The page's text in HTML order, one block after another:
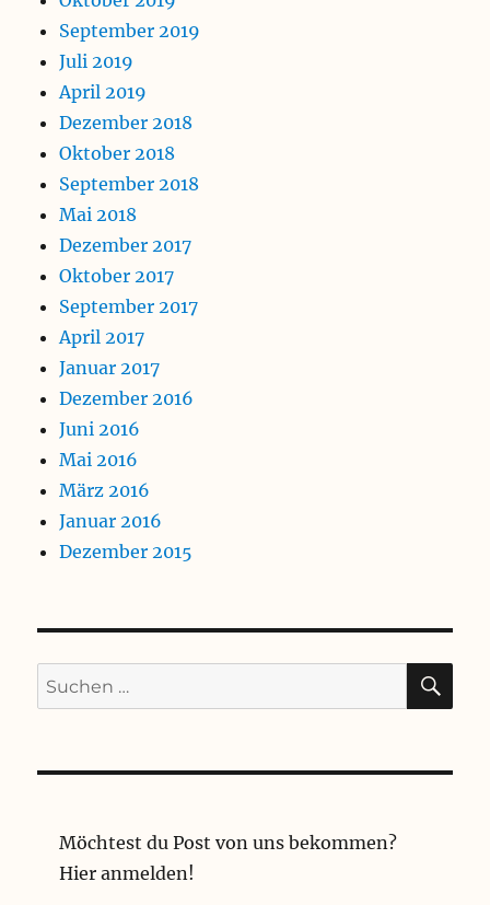
September 2019
Juli 2019
April 2019
Dezember 2018
Oktober 2018
September 2018
Mai 2018
Dezember 2017
Oktober 2017
September 2017
April 2017
Januar 2017
Dezember 2016
Juni 2016
Mai 2016
März 2016
Januar 2016
Dezember 2015
Suchen
nach:
Möchtest du Post von uns bekommen?
Hier anmelden!